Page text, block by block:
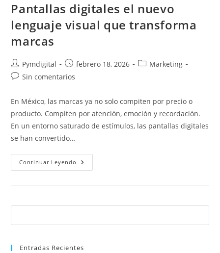
Pantallas digitales el nuevo
lenguaje visual que transforma
marcas
Pymdigital febrero 18, 2026
Marketing
Sin comentarios
En México, las marcas ya no solo compiten por precio o
producto. Compiten por atención, emoción y recordación.
En un entorno saturado de estímulos, las pantallas digitales
se han convertido…
Continuar Leyendo
Entradas Recientes